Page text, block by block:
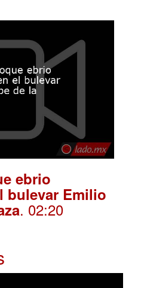
ebrio
bulevar Emilio
. 02:20